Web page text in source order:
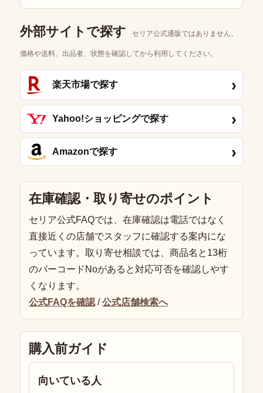
外部サイトで探す セリア公式通販ではありません。
価格や送料、出品者、状態を確認してから利用してください。
楽天市場で探す ›
Yahoo!ショッピングで探す ›
Amazonで探す ›
在庫確認・取り寄せのポイント
セリア公式FAQでは、在庫確認は電話ではなく
直接近くの店舗でスタッフに確認する案内にな
っています。取り寄せ相談では、商品名と13桁
のバーコードNoがあると対応可否を確認しやす
くなります。
公式FAQを確認 /公式店舗検索へ
購入前ガイド
向いている人